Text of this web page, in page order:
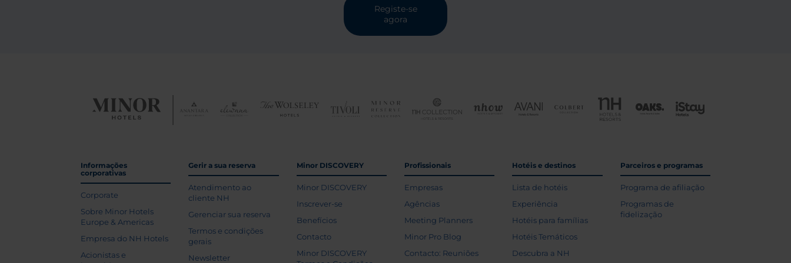
Registe-se
agora
Informações
corporativas
Corporate
Sobre Minor Hotels
Europe & Americas
Empresa do NH Hotels
Acionistas e
Gerir a sua reserva
Atendimento ao
cliente NH
Gerenciar sua reserva
Termos e condições
gerais
Newsletter
Minor DISCOVERY
Minor DISCOVERY
Inscrever-se
Benefícios
Contacto
Minor DISCOVERY
Profissionais
Empresas
Agências
Meeting Planners
Minor Pro Blog
Contacto: Reuniões
Hotéis e destinos
Lista de hotéis
Experiência
Hotéis para famílias
Hotéis Temáticos
Descubra a NH
Parceiros e programas
Programa de afiliação
Programas de
fidelização